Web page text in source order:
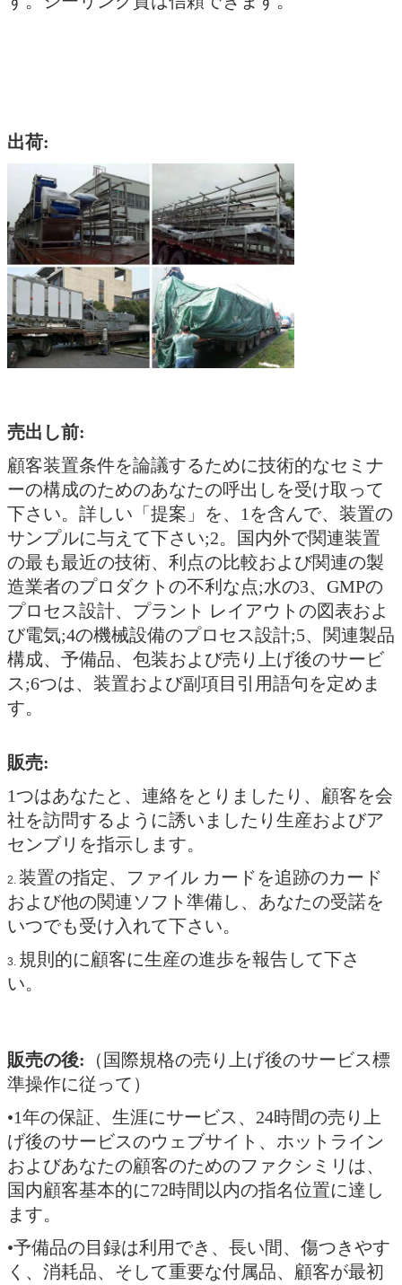
出荷:
売出し前:
顧客装置条件を論議するために技術的なセミナ
ーの構成のためのあなたの呼出しを受け取って
下さい。詳しい「提案」を、1を含んで、装置の
サンプルに与えて下さい;2。国内外で関連装置
の最も最近の技術、利点の比較および関連の製
造業者のプロダクトの不利な点;水の3、GMPの
プロセス設計、プラント レイアウトの図表およ
び電気;4の機械設備のプロセス設計;5、関連製品
構成、予備品、包装および売り上げ後のサービ
ス;6つは、装置および副項目引用語句を定めま
す。
販売:
1つはあなたと、連絡をとりましたり、顧客を会
社を訪問するように誘いましたり生産およびア
センブリを指示します。
2. 装置の指定、ファイル カードを追跡のカード
および他の関連ソフト準備し、あなたの受諾を
いつでも受け入れて下さい。
3. 規則的に顧客に生産の進歩を報告して下さ
い。
販売の後: （国際規格の売り上げ後のサービス標
準操作に従って）
•1年の保証、生涯にサービス、24時間の売り上
げ後のサービスのウェブサイト、ホットライン
およびあなたの顧客のためのファクシミリは、
国内顧客基本的に72時間以内の指名位置に達し
ます。
•予備品の目録は利用でき、長い間、傷つきやす
く、消耗品、そして重要な付属品、顧客が最初